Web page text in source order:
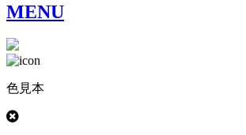
MENU
色見本